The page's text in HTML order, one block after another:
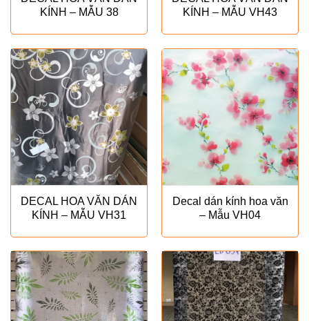
KÍNH – MẪU 38
KÍNH – MẪU VH43
DECAL HOA VĂN DÁN
KÍNH – MẪU VH31
Decal dán kính hoa văn
– Mẫu VH04